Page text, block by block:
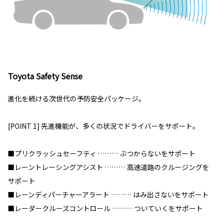
Toyota Safety Sense
進化を続ける次世代の予防安全パッケージ。
[POINT 1] 先進機能が、多くの状況でドライバーをサポート。
■プリクラッシュセーフティ ……… ぶつからないをサポート
■レーントレーシングアシスト ……… 高速道路のクルージングを
サポート
■レーンディパーチャーアラート ……… はみ出さないをサポート
■レーダークルーズコントロール ……… ついていくをサポート